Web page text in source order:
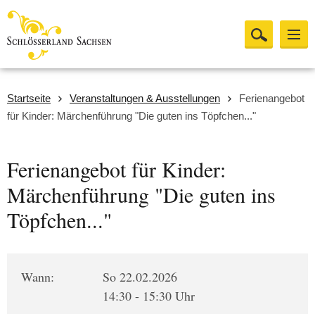
Startseite Veranstaltungen & Ausstellungen
Ferienangebot
für Kinder: Märchenführung "Die guten ins Töpfchen..."
Ferienangebot für Kinder:
Märchenführung "Die guten ins
Töpfchen..."
Wann:
So 22.02.2026
14:30 - 15:30 Uhr